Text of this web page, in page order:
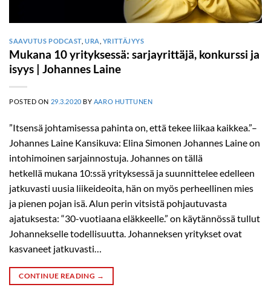
SAAVUTUS PODCAST,URA YRITTÄJYYS
Mukana 10 yrityksessä: sarjayrittäjä, konkurssi ja
isyys | Johannes Laine
POSTED ON 29.3.2020 BY AARO HUTTUNEN
”Itsensä johtamisessa pahinta on, että tekee liikaa kaikkea.”–
Johannes Laine Kansikuva: Elina Simonen Johannes Laine on
intohimoinen sarjainnostuja. Johannes on tällä
hetkellä mukana 10:ssä yrityksessä ja suunnittelee edelleen
jatkuvasti uusia liikeideoita, hän on myös perheellinen mies
ja pienen pojan isä. Alun perin vitsistä pohjautuvasta
ajatuksesta: “30-vuotiaana eläkkeelle.” on käytännössä tullut
Johannekselle todellisuutta. Johanneksen yritykset ovat
kasvaneet jatkuvasti…
CONTINUE READING →